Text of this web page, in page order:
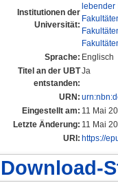
Institutionen der
Universität:
lebender
Sprache: Englisch
Titel an der UBT
entstanden:
Ja
URN:
Eingestellt am: 11 Mai
Letzte Änderung: 11 Mai
URI: https://
Download-